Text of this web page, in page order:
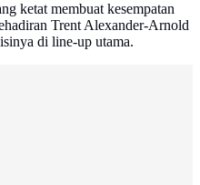
ketat membuat kesempatan
Trent Alexander-Arnold
di line-up utama.